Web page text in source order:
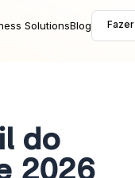
SolutionsBlog
do
2026